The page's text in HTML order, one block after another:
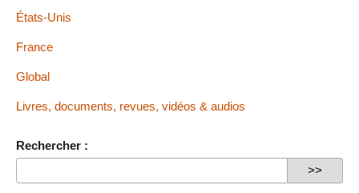
États-Unis
France
Global
Livres, documents, revues, vidéos & audios
Rechercher :